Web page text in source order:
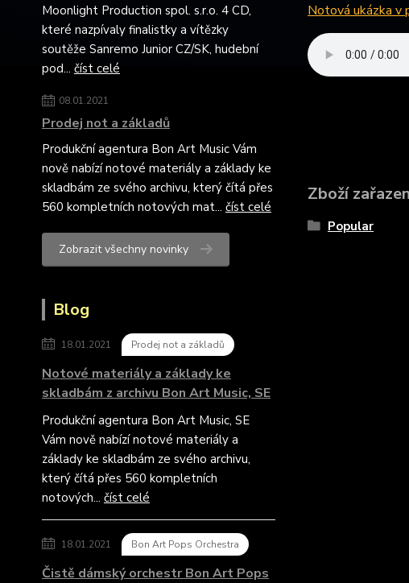
Moonlight Production spol. s.r.o. 4 CD,
které nazpívaly finalistky a vítězky
soutěže Sanremo Junior CZ/SK, hudební
pod... číst celé
08.01.2021
Prodej not a základů
Produkční agentura Bon Art Music Vám
nově nabízí notové materiály a základy ke
skladbám ze svého archivu, který čítá přes
560 kompletních notových mat... číst celé
Zobrazit všechny novinky
Blog
18.01.2021 Prodej not a základů
Notové materiály a základy ke
skladbám z archivu Bon Art Music, SE
Produkční agentura Bon Art Music, SE
Vám nově nabízí notové materiály a
základy ke skladbám ze svého archivu,
který čítá přes 560 kompletních
notových... číst celé
18.01.2021 Bon Art Pops Orchestra
Čistě dámský orchestr Bon Art Pops
Notová ukázka v
Zboží
Popular